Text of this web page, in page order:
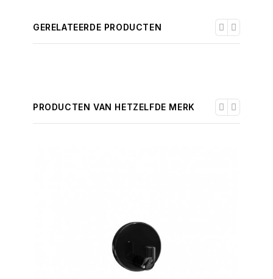
GERELATEERDE PRODUCTEN
PRODUCTEN VAN HETZELFDE MERK